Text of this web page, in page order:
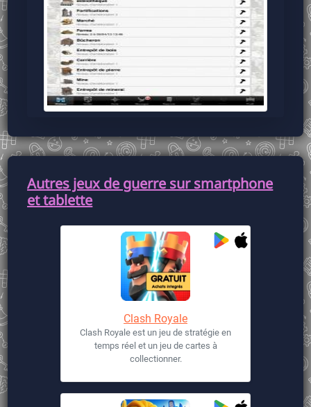
Autres jeux de guerre sur smartphone
et tablette
Clash Royale
Clash Royale est un jeu de stratégie en
temps réel et un jeu de cartes à
collectionner.